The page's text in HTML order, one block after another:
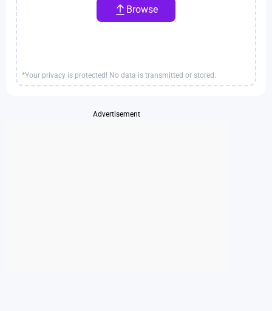
Browse
*Your privacy is protected! No data is transmitted or stored.
Advertisement